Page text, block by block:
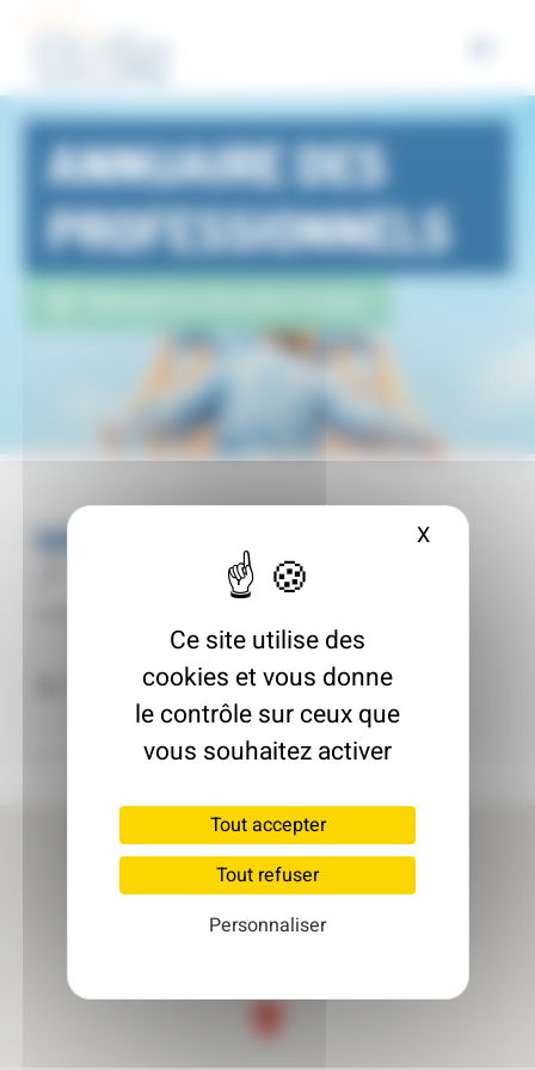
ANNUAIRE DES
PROFESSIONNELS
MK FAÇADE
Entreprise de travaux
83130 La Garde
Retour à l'annuaire
Ce site utilise des
cookies et vous donne
le contrôle sur ceux que
vous souhaitez activer
Tout accepter
Tout refuser
Personnaliser
XMasquer